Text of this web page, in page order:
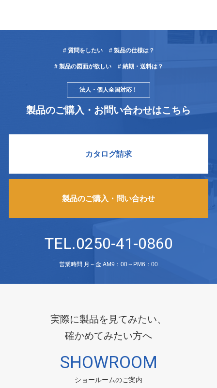
# 質問をしたい # 製品の仕様は？
# 製品の図面が欲しい # 納期・送料は？
法人・個人全国対応！
製品のご購入・お問い合わせはこちら
カタログ請求
製品のご購入・問い合わせ
TEL.0250-41-0860
営業時間 月～金 AM9：00～PM6：00
実際に製品を見てみたい、
確かめてみたい方へ
SHOWROOM
ショールームのご案内